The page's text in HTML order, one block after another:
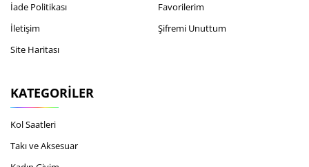
İade Politikası
İletişim
Site Haritası
Favorilerim
Şifremi Unuttum
KATEGORILER
Kol Saatleri
Takı ve Aksesuar